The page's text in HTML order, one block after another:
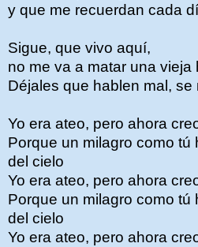
y que me recuerdan cada
Sigue, que vivo aquí,
no me va a matar una vieja
Déjales que hablen mal,
Yo era ateo, pero ahora
Porque un milagro como tú
del cielo
Yo era ateo, pero ahora
Porque un milagro como tú
del cielo
Yo era ateo, pero ahora